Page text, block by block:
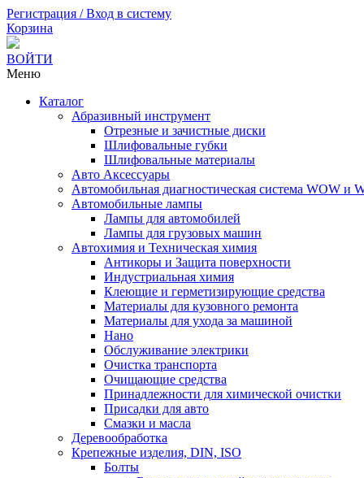
Регистрация / Вход в систему
Корзина
ВОЙТИ
Меню
Каталог
Абразивный инструмент
Отрезные и зачистные диски
Шлифовальные губки
Шлифовальные материалы
Авто Аксессуары
Автомобильная диагностическая система WOW и
Автомобильные лампы
Лампы для автомобилей
Лампы для грузовых машин
Автохимия и Техническая химия
Антикоры и Защита поверхности
Индустриальная химия
Клеющие и герметизирующие средства
Материалы для кузовного ремонта
Материалы для ухода за машиной
Нано
Обслуживание электрики
Очистка транспорта
Очищающие средства
Принадлежности для химической очистки
Присадки для авто
Смазки и масла
Деревообработка
Крепежные изделия, DIN, ISO
Болты